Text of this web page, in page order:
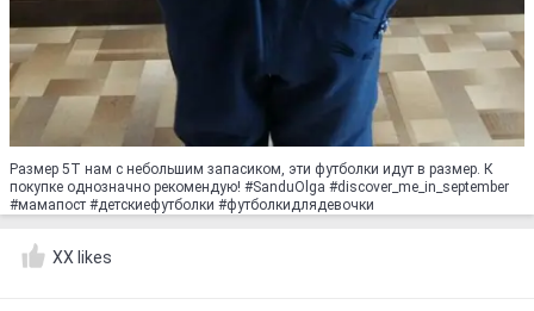
Размер 5T нам с небольшим запасиком, эти футболки идут в размер. К
покупке однозначно рекомендую! #SanduOlga #discover_me_in_september
#мамапост #детскиефутболки #футболкидлядевочки
XX likes